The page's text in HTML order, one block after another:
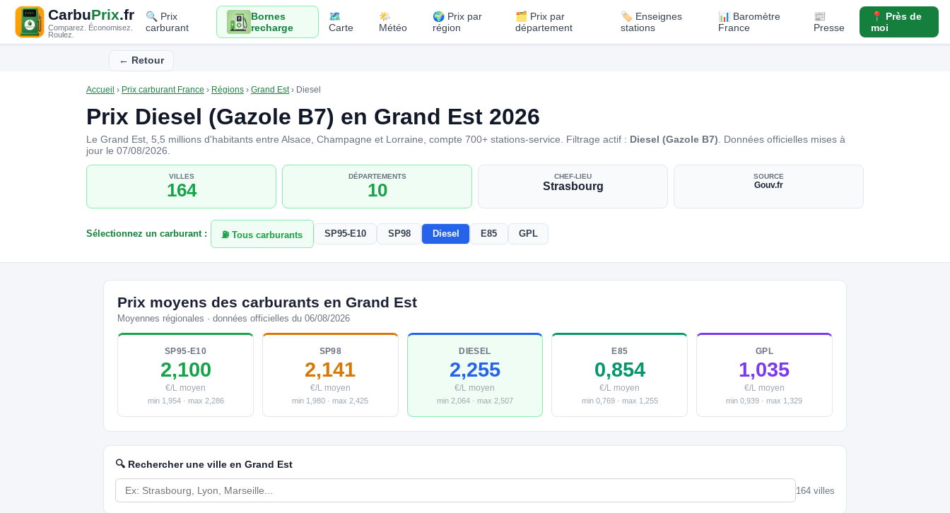
CarbuPrix.fr
Comparez. Économisez.
Roulez.
🔍 Prix
carburant
Bornes
recharge
🗺️
Carte
🌤️
Météo
🌍 Prix par
région
🗂️ Prix par
département
🏷️ Enseignes
stations
📊 Baromètre
France
📰
Presse
📍 Près de
moi
← Retour
Accueil › Prix carburant France › Régions › Grand Est› Diesel
Prix Diesel (Gazole B7) en Grand Est 2026
Le Grand Est, 5,5 millions d'habitants entre Alsace, Champagne et Lorraine, compte 700+ stations-service. Filtrage actif : Diesel (Gazole B7) . Données officielles mises à
jour le 07/08/2026.
VILLES
164
DÉPARTEMENTS
10
CHEF-LIEU
Strasbourg
SOURCE
Gouv.fr
Sélectionnez un carburant : ⛽ Tous carburants SP95-E10 SP98 Diesel E85 GPL
Prix moyens des carburants en Grand Est
Moyennes régionales · données officielles du 06/08/2026
SP95-E10
2,100
€/L moyen
min 1,954 · max 2,286
SP98
2,141
€/L moyen
min 1,980 · max 2,425
DIESEL
2,255
€/L moyen
min 2,064 · max 2,507
E85
0,854
€/L moyen
min 0,769 · max 1,255
GPL
1,035
€/L moyen
min 0,939 · max 1,329
🔍 Rechercher une ville en Grand Est
164 villes